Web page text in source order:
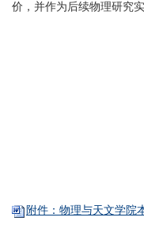
价，并作为后续物理研究
附件：物理与天文学院